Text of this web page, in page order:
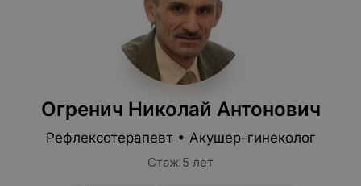
Огренич Николай Антонович
Рефлексотерапевт • Акушер-гинеколог
Стаж 5 лет